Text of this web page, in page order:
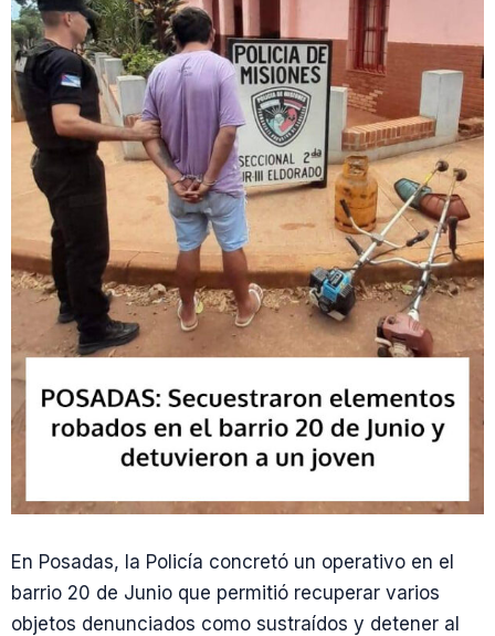
En Posadas, la Policía concretó un operativo en el
barrio 20 de Junio que permitió recuperar varios
objetos denunciados como sustraídos y detener al